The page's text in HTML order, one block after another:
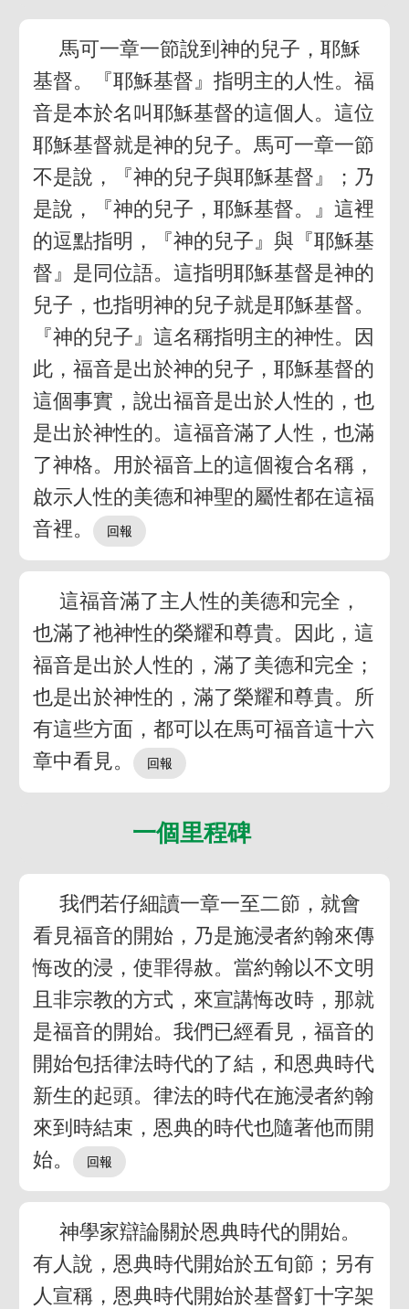
馬可一章一節說到神的兒子，耶穌
基督。『耶穌基督』指明主的人性。福
音是本於名叫耶穌基督的這個人。這位
耶穌基督就是神的兒子。馬可一章一節
不是說，『神的兒子與耶穌基督』；乃
是說，『神的兒子，耶穌基督。』這裡
的逗點指明，『神的兒子』與『耶穌基
督』是同位語。這指明耶穌基督是神的
兒子，也指明神的兒子就是耶穌基督。
『神的兒子』這名稱指明主的神性。因
此，福音是出於神的兒子，耶穌基督的
這個事實，說出福音是出於人性的，也
是出於神性的。這福音滿了人性，也滿
了神格。用於福音上的這個複合名稱，
啟示人性的美德和神聖的屬性都在這福
音裡。
這福音滿了主人性的美德和完全，
也滿了祂神性的榮耀和尊貴。因此，這
福音是出於人性的，滿了美德和完全；
也是出於神性的，滿了榮耀和尊貴。所
有這些方面，都可以在馬可福音這十六
章中看見。
一個里程碑
我們若仔細讀一章一至二節，就會
看見福音的開始，乃是施浸者約翰來傳
悔改的浸，使罪得赦。當約翰以不文明
且非宗教的方式，來宣講悔改時，那就
是福音的開始。我們已經看見，福音的
開始包括律法時代的了結，和恩典時代
新生的起頭。律法的時代在施浸者約翰
來到時結束，恩典的時代也隨著他而開
始。
神學家辯論關於恩典時代的開始。
有人說，恩典時代開始於五旬節；另有
人宣稱，恩典時代開始於基督釘十字架